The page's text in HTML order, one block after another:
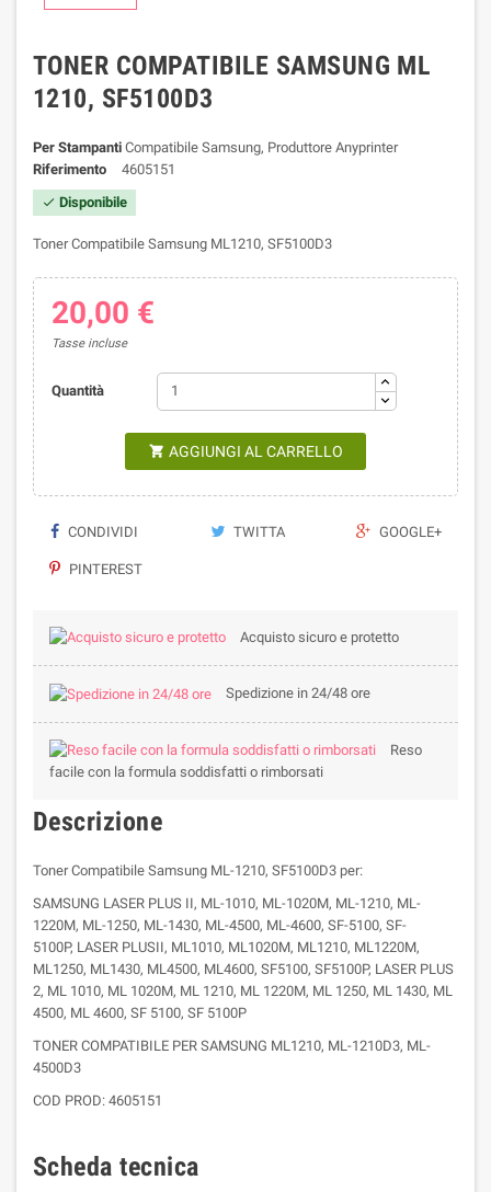
TONER COMPATIBILE SAMSUNG ML
1210, SF5100D3
Per Stampanti Compatibile Samsung, Produttore Anyprinter
Riferimento
4605151
 Disponibile
Toner Compatibile Samsung ML1210, SF5100D3
20,00 €
Tasse incluse
Quantità
 AGGIUNGI AL CARRELLO
CONDIVIDI TWITTA GOOGLE+
PINTEREST
Acquisto sicuro e protetto
Spedizione in 24/48 ore
Reso
facile con la formula soddisfatti o rimborsati
Descrizione
Toner Compatibile Samsung ML-1210, SF5100D3 per:
SAMSUNG LASER PLUS II, ML-1010, ML-1020M, ML-1210, ML-
1220M, ML-1250, ML-1430, ML-4500, ML-4600, SF-5100, SF-
5100P, LASER PLUSII, ML1010, ML1020M, ML1210, ML1220M,
ML1250, ML1430, ML4500, ML4600, SF5100, SF5100P, LASER PLUS
2, ML 1010, ML 1020M, ML 1210, ML 1220M, ML 1250, ML 1430, ML
4500, ML 4600, SF 5100, SF 5100P
TONER COMPATIBILE PER SAMSUNG ML1210, ML-1210D3, ML-
4500D3
COD PROD: 4605151
Scheda tecnica